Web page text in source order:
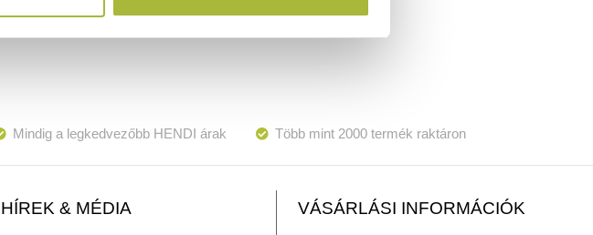
Mindig a legkedvezőbb HENDI árak Több mint 2000 termék raktáron
HÍREK & MÉDIA VÁSÁRLÁSI INFORMÁCIÓK